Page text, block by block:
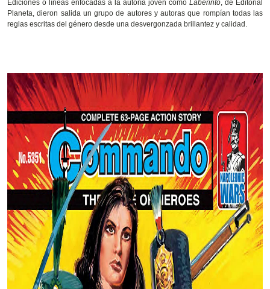
Ediciones o líneas enfocadas a la autoría joven como Laberinto, de Editorial
Planeta, dieron salida un grupo de autores y autoras que rompían todas las
reglas escritas del género desde una desvergonzada brillantez y calidad.